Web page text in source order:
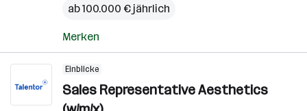
ab 100.000 € jährlich
Merken
Einblicke
Sales Representative Aesthetics